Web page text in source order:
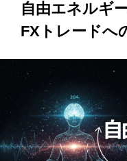
自由エネルギ
FXトレードへ